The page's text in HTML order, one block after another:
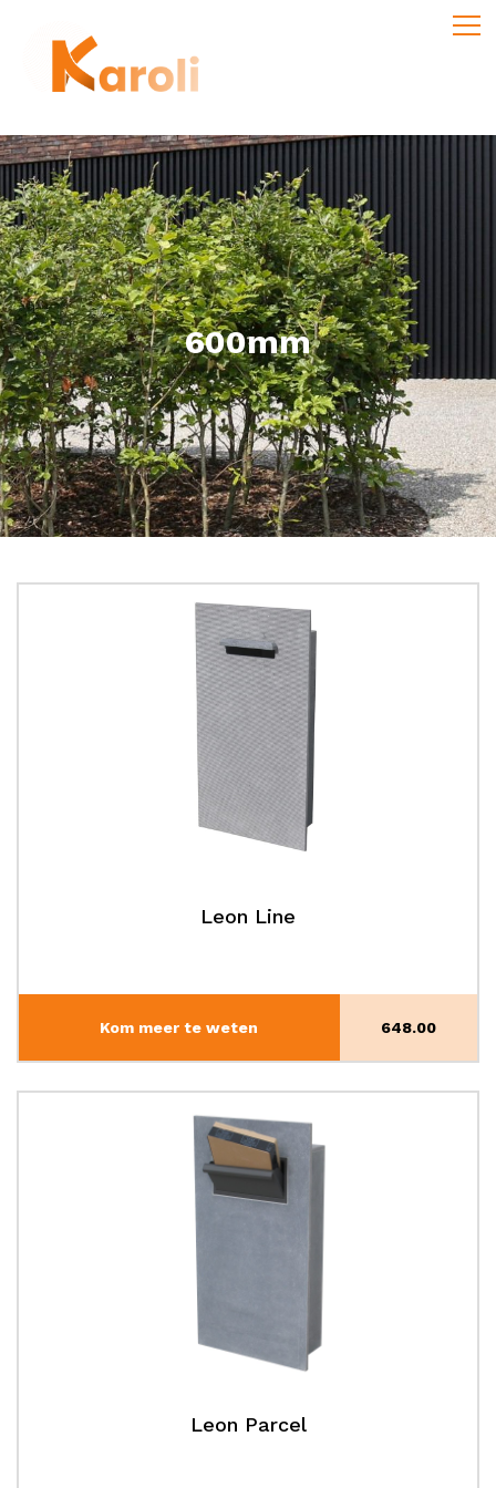
600mm
Leon Line
Kom meer te weten 648.00
Leon Parcel